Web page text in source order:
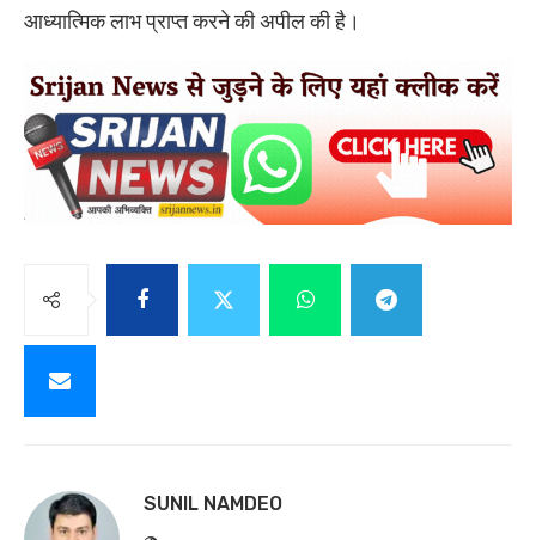
आध्यात्मिक लाभ प्राप्त करने की अपील की है।
SUNIL NAMDEO